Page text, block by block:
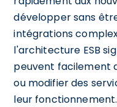
développer sans
intégrations
l'architecture ESB
peuvent facilement
ou modifier des
leur fonctionnement.